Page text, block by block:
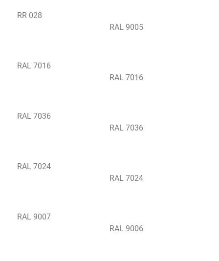
RR 028
RAL 7016
RAL 7036
RAL 7024
RAL 9007
RAL 9005
RAL 7016
RAL 7036
RAL 7024
RAL 9006